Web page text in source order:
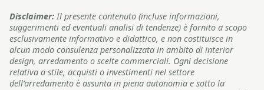
Disclaimer: Il presente contenuto (incluse informazioni,
suggerimenti ed eventuali analisi di tendenze) è fornito a scopo
esclusivamente informativo e didattico, e non costituisce in
alcun modo consulenza personalizzata in ambito di interior
design, arredamento o scelte commerciali. Ogni decisione
relativa a stile, acquisti o investimenti nel settore
dell’arredamento è assunta in piena autonomia e sotto la